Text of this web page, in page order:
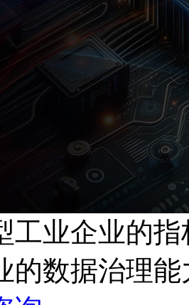
工业企业的
的数据治理